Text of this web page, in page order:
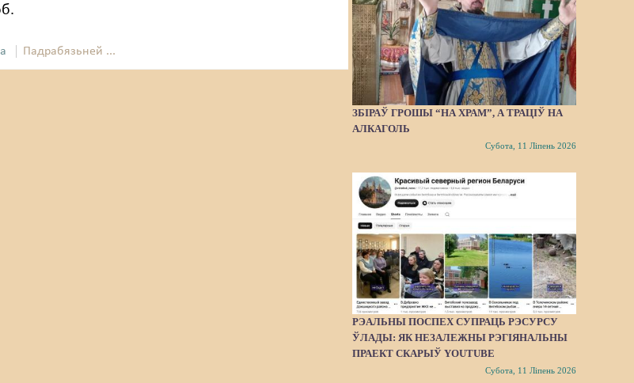
Падрабязьней ...
ЗБІРАЎ ГРОШЫ “НА ХРАМ”, А ТРАЦІЎ НА
АЛКАГОЛЬ
Субота, 11 Ліпень 2026
РЭАЛЬНЫ ПОСПЕХ СУПРАЦЬ РЭСУРСУ
ЎЛАДЫ: ЯК НЕЗАЛЕЖНЫ РЭГІЯНАЛЬНЫ
ПРАЕКТ СКАРЫЎ YOUTUBE
Субота, 11 Ліпень 2026